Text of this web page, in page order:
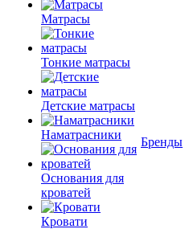
Матрасы
Тонкие матрасы
Детские матрасы
Наматрасники
Основания для
кроватей
Кровати
Бренды